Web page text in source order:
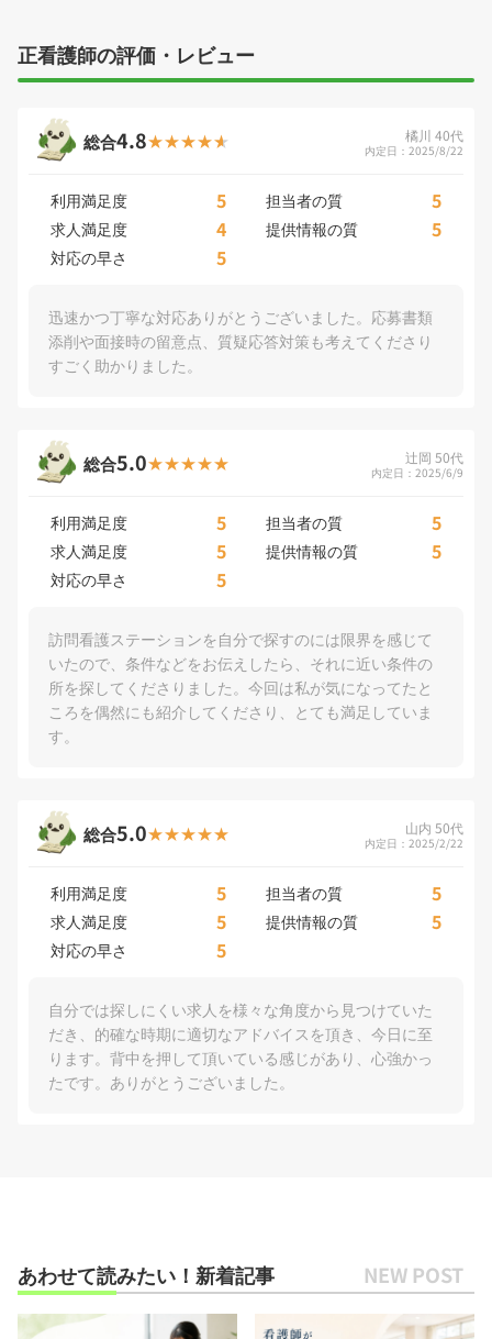
正看護師の評価・レビュー
総合4.8 橘川 40代
内定日：2025/8/22
利用満足度 5 担当者の質 5
求人満足度 4 提供情報の質 5
対応の早さ 5
迅速かつ丁寧な対応ありがとうございました。応募書類
添削や面接時の留意点、質疑応答対策も考えてくださり
すごく助かりました。
総合5.0 辻岡 50代
内定日：2025/6/9
利用満足度 5 担当者の質 5
求人満足度 5 提供情報の質 5
対応の早さ 5
訪問看護ステーションを自分で探すのには限界を感じて
いたので、条件などをお伝えしたら、それに近い条件の
所を探してくださりました。今回は私が気になってたと
ころを偶然にも紹介してくださり、とても満足していま
す。
総合5.0 山内 50代
内定日：2025/2/22
利用満足度 5 担当者の質 5
求人満足度 5 提供情報の質 5
対応の早さ 5
自分では探しにくい求人を様々な角度から見つけていた
だき、的確な時期に適切なアドバイスを頂き、今日に至
ります。背中を押して頂いている感じがあり、心強かっ
たです。ありがとうございました。
あわせて読みたい！新着記事